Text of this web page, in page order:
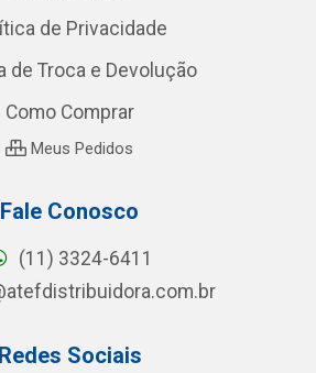
de Privacidade
de Troca e Devolução
Como Comprar
Meus Pedidos
Fale Conosco
(11) 3324-6411
Redes Sociais